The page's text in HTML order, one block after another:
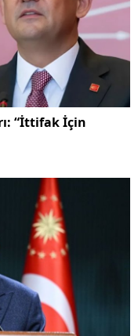
“İttifak İçin